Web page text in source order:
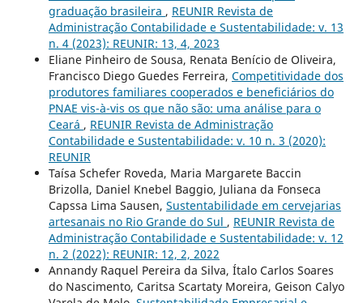
graduação brasileira , REUNIR Revista de
Administração Contabilidade e Sustentabilidade: v. 13
n. 4 (2023): REUNIR: 13, 4, 2023
Eliane Pinheiro de Sousa, Renata Benício de Oliveira,
Francisco Diego Guedes Ferreira, Competitividade dos
produtores familiares cooperados e beneficiários do
PNAE vis-à-vis os que não são: uma análise para o
Ceará , REUNIR Revista de Administração
Contabilidade e Sustentabilidade: v. 10 n. 3 (2020):
REUNIR
Taísa Schefer Roveda, Maria Margarete Baccin
Brizolla, Daniel Knebel Baggio, Juliana da Fonseca
Capssa Lima Sausen, Sustentabilidade em cervejarias
artesanais no Rio Grande do Sul , REUNIR Revista de
Administração Contabilidade e Sustentabilidade: v. 12
n. 2 (2022): REUNIR: 12, 2, 2022
Annandy Raquel Pereira da Silva, Ítalo Carlos Soares
do Nascimento, Caritsa Scartaty Moreira, Geison Calyo